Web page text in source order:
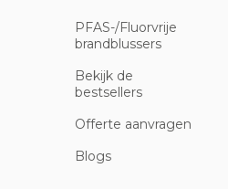
PFAS-/Fluorvrije
brandblussers
Bekijk de
bestsellers
Offerte aanvragen
Blogs